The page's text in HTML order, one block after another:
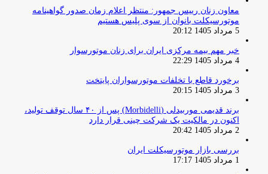
معاون زنان رییس جمهور: منتظر اعلام زمان صدور گواهینامه
موتورسیکلت بانوان از سوی پلیس هستیم
5 مرداد 1405 20:12
خبر مهم بیمه مرکزی ایران برای زنان موتورسوار
4 مرداد 1405 22:29
برخورد قاطع با تخلفات موتورسواران پایتخت
3 مرداد 1405 20:15
برند قدیمی موربیدلی (Morbidelli) پس از ۴۰ سال توقف تولید،
اکنون در مالکیت یک شرکت چینی قرار دارد
2 مرداد 1405 20:42
بررسی بازار موتورسیکلت ایران
1 مرداد 1405 17:17